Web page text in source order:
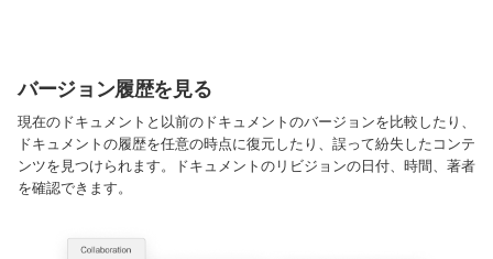
バージョン履歴を見る
現在のドキュメントと以前のドキュメントのバージョンを比較したり、
ドキュメントの履歴を任意の時点に復元したり、誤って紛失したコンテ
ンツを見つけられます。ドキュメントのリビジョンの日付、時間、著者
を確認できます。